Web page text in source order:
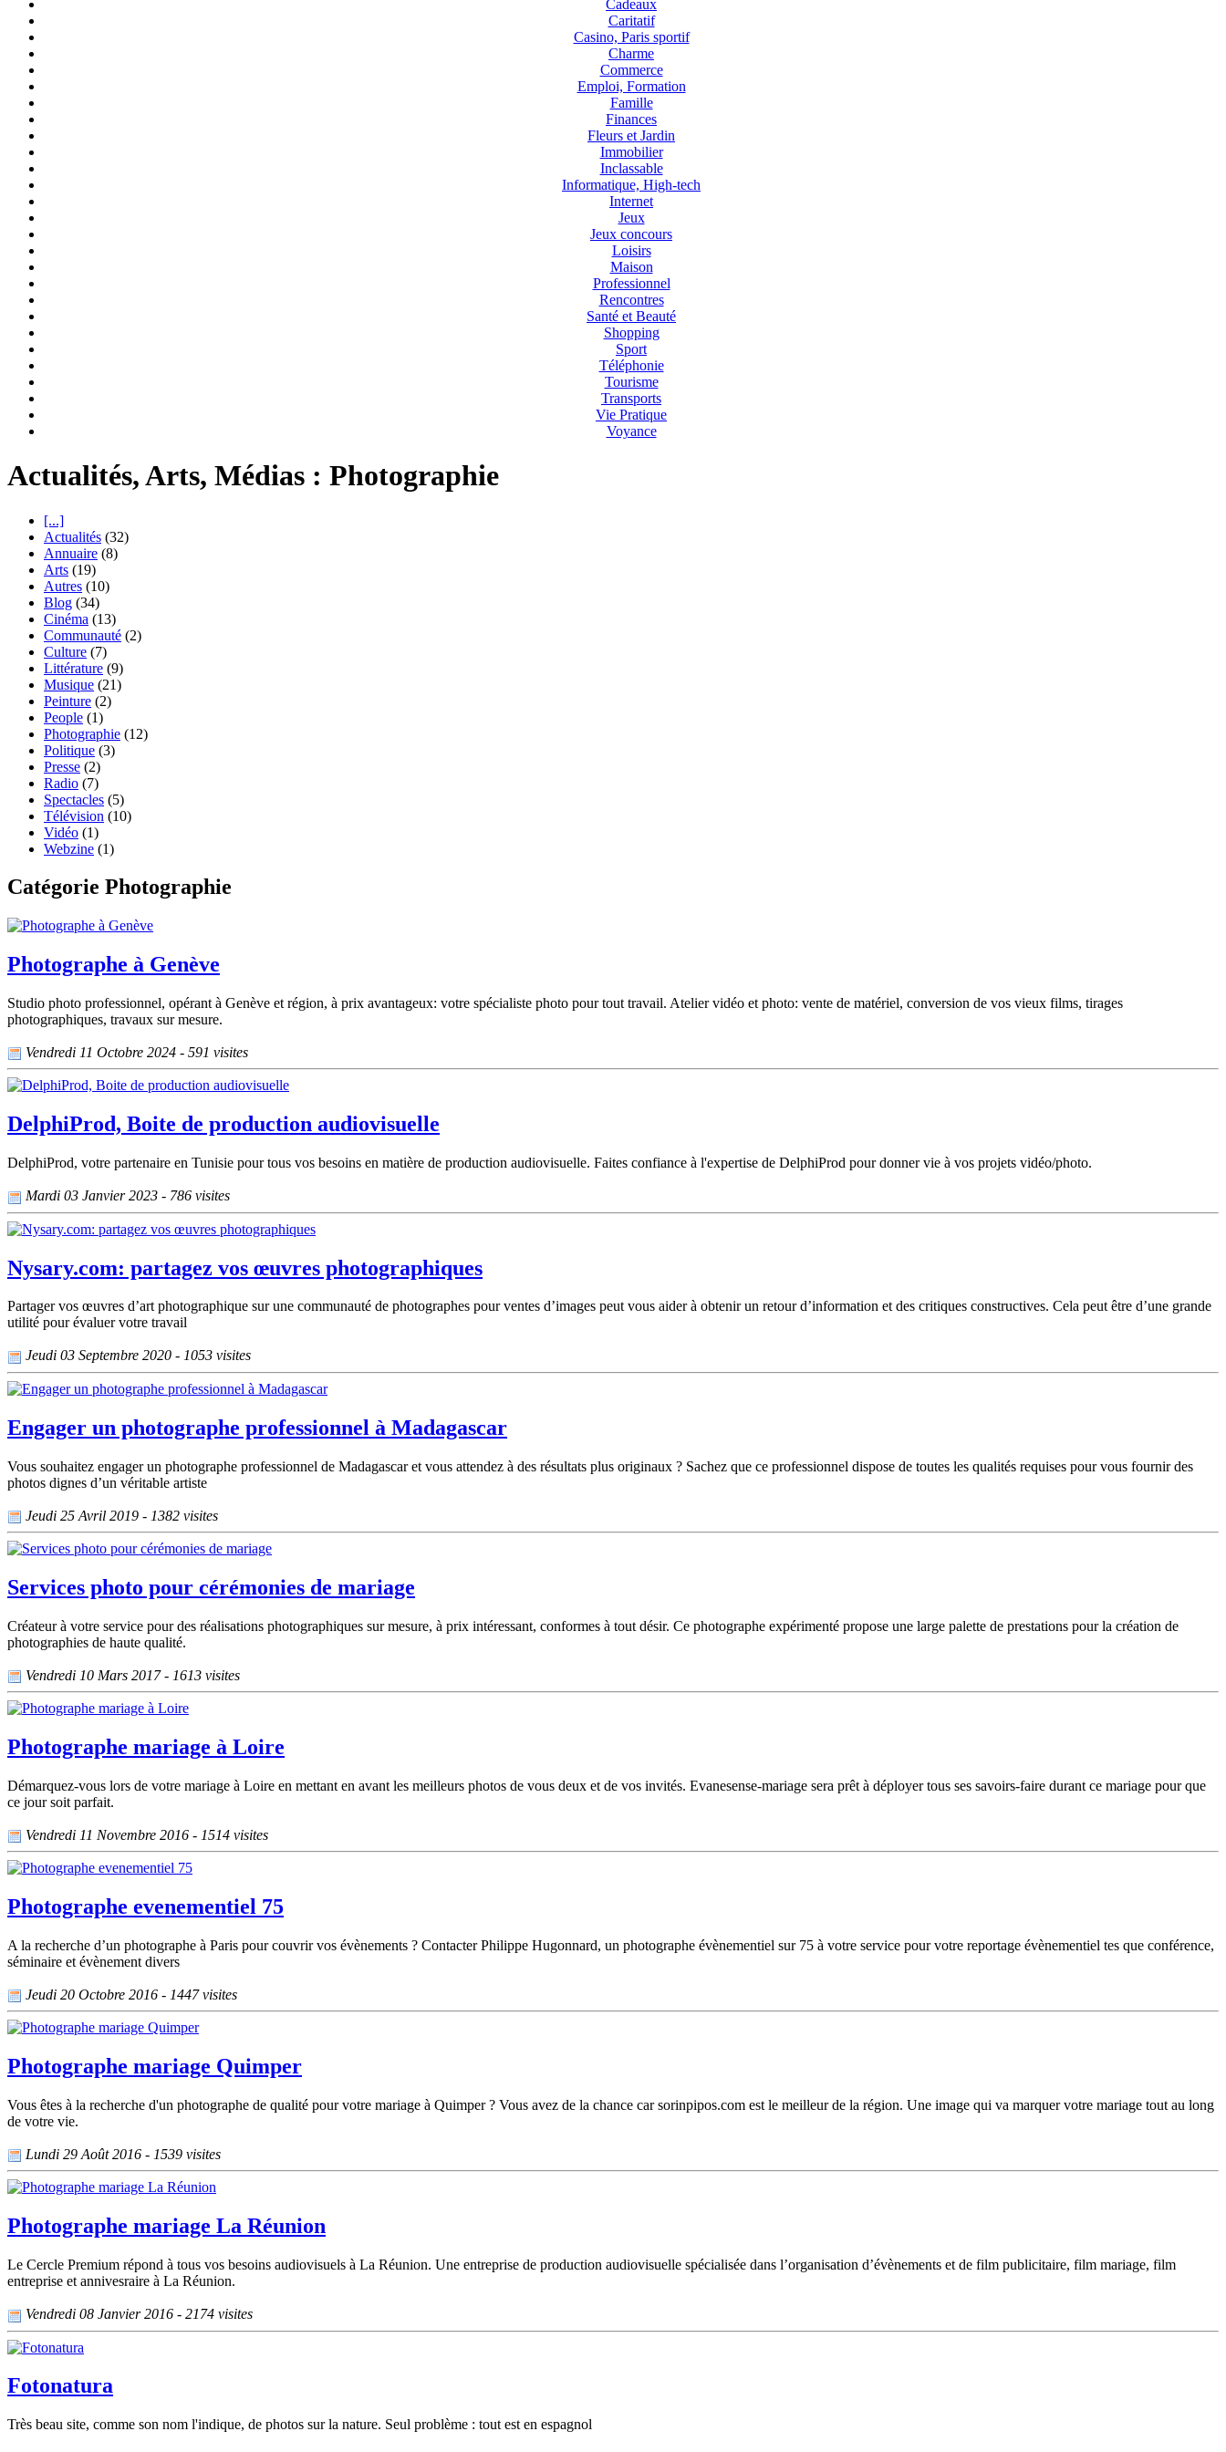
Cadeaux
Caritatif
Casino, Paris sportif
Charme
Commerce
Emploi, Formation
Famille
Finances
Fleurs et Jardin
Immobilier
Inclassable
Informatique, High-tech
Internet
Jeux
Jeux concours
Loisirs
Maison
Professionnel
Rencontres
Santé et Beauté
Shopping
Sport
Téléphonie
Tourisme
Transports
Vie Pratique
Voyance
Actualités, Arts, Médias : Photographie
[...]
Actualités (32)
Annuaire (8)
Arts (19)
Autres (10)
Blog (34)
Cinéma (13)
Communauté (2)
Culture (7)
Littérature (9)
Musique (21)
Peinture (2)
People (1)
Photographie (12)
Politique (3)
Presse (2)
Radio (7)
Spectacles (5)
Télévision (10)
Vidéo (1)
Webzine (1)
Catégorie Photographie
Photographe à Genève
Studio photo professionnel, opérant à Genève et région, à prix avantageux: votre spécialiste photo pour tout travail. Atelier vidéo et photo: vente de matériel, conversion de vos vieux films, tirages
photographiques, travaux sur mesure.
Vendredi 11 Octobre 2024 - 591 visites
DelphiProd, Boite de production audiovisuelle
DelphiProd, votre partenaire en Tunisie pour tous vos besoins en matière de production audiovisuelle. Faites confiance à l'expertise de DelphiProd pour donner vie à vos projets vidéo/photo.
Mardi 03 Janvier 2023 - 786 visites
Nysary.com: partagez vos œuvres photographiques
Partager vos œuvres d’art photographique sur une communauté de photographes pour ventes d’images peut vous aider à obtenir un retour d’information et des critiques constructives. Cela peut être d’une grande
utilité pour évaluer votre travail
Jeudi 03 Septembre 2020 - 1053 visites
Engager un photographe professionnel à Madagascar
Vous souhaitez engager un photographe professionnel de Madagascar et vous attendez à des résultats plus originaux ? Sachez que ce professionnel dispose de toutes les qualités requises pour vous fournir des
photos dignes d’un véritable artiste
Jeudi 25 Avril 2019 - 1382 visites
Services photo pour cérémonies de mariage
Créateur à votre service pour des réalisations photographiques sur mesure, à prix intéressant, conformes à tout désir. Ce photographe expérimenté propose une large palette de prestations pour la création de
photographies de haute qualité.
Vendredi 10 Mars 2017 - 1613 visites
Photographe mariage à Loire
Démarquez-vous lors de votre mariage à Loire en mettant en avant les meilleurs photos de vous deux et de vos invités. Evanesense-mariage sera prêt à déployer tous ses savoirs-faire durant ce mariage pour que
ce jour soit parfait.
Vendredi 11 Novembre 2016 - 1514 visites
Photographe evenementiel 75
A la recherche d’un photographe à Paris pour couvrir vos évènements ? Contacter Philippe Hugonnard, un photographe évènementiel sur 75 à votre service pour votre reportage évènementiel tes que conférence,
séminaire et évènement divers
Jeudi 20 Octobre 2016 - 1447 visites
Photographe mariage Quimper
Vous êtes à la recherche d'un photographe de qualité pour votre mariage à Quimper ? Vous avez de la chance car sorinpipos.com est le meilleur de la région. Une image qui va marquer votre mariage tout au long
de votre vie.
Lundi 29 Août 2016 - 1539 visites
Photographe mariage La Réunion
Le Cercle Premium répond à tous vos besoins audiovisuels à La Réunion. Une entreprise de production audiovisuelle spécialisée dans l’organisation d’évènements et de film publicitaire, film mariage, film
entreprise et annivesraire à La Réunion.
Vendredi 08 Janvier 2016 - 2174 visites
Fotonatura
Très beau site, comme son nom l'indique, de photos sur la nature. Seul problème : tout est en espagnol